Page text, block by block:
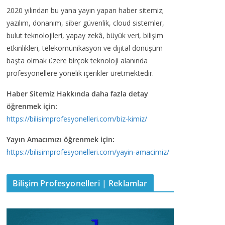
2020 yılından bu yana yayın yapan haber sitemiz;
yazılım, donanım, siber güvenlik, cloud sistemler,
bulut teknolojileri, yapay zekâ, büyük veri, bilişim
etkinlikleri, telekomünikasyon ve dijital dönüşüm
başta olmak üzere birçok teknoloji alanında
profesyonellere yönelik içerikler üretmektedir.
Haber Sitemiz Hakkında daha fazla detay
öğrenmek için:
https://bilisimprofesyonelleri.com/biz-kimiz/
Yayın Amacımızı öğrenmek için:
https://bilisimprofesyonelleri.com/yayin-amacimiz/
Bilişim Profesyonelleri | Reklamlar